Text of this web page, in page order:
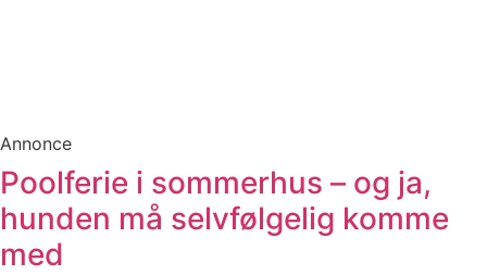
Annonce
Poolferie i sommerhus – og ja,
hunden må selvfølgelig komme
med